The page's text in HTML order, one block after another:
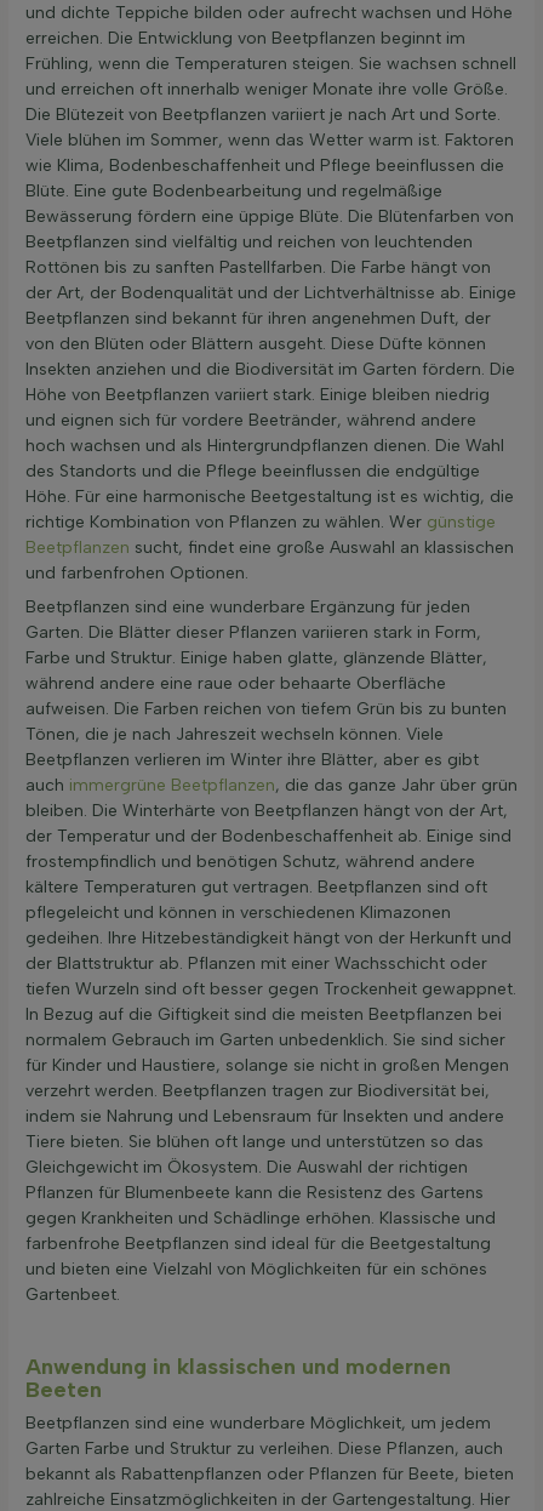
und dichte Teppiche bilden oder aufrecht wachsen und Höhe
erreichen. Die Entwicklung von Beetpflanzen beginnt im
Frühling, wenn die Temperaturen steigen. Sie wachsen schnell
und erreichen oft innerhalb weniger Monate ihre volle Größe.
Die Blütezeit von Beetpflanzen variiert je nach Art und Sorte.
Viele blühen im Sommer, wenn das Wetter warm ist. Faktoren
wie Klima, Bodenbeschaffenheit und Pflege beeinflussen die
Blüte. Eine gute Bodenbearbeitung und regelmäßige
Bewässerung fördern eine üppige Blüte. Die Blütenfarben von
Beetpflanzen sind vielfältig und reichen von leuchtenden
Rottönen bis zu sanften Pastellfarben. Die Farbe hängt von
der Art, der Bodenqualität und der Lichtverhältnisse ab. Einige
Beetpflanzen sind bekannt für ihren angenehmen Duft, der
von den Blüten oder Blättern ausgeht. Diese Düfte können
Insekten anziehen und die Biodiversität im Garten fördern. Die
Höhe von Beetpflanzen variiert stark. Einige bleiben niedrig
und eignen sich für vordere Beetränder, während andere
hoch wachsen und als Hintergrundpflanzen dienen. Die Wahl
des Standorts und die Pflege beeinflussen die endgültige
Höhe. Für eine harmonische Beetgestaltung ist es wichtig, die
richtige Kombination von Pflanzen zu wählen. Wer günstige
Beetpflanzen sucht, findet eine große Auswahl an klassischen
und farbenfrohen Optionen.
Beetpflanzen sind eine wunderbare Ergänzung für jeden
Garten. Die Blätter dieser Pflanzen variieren stark in Form,
Farbe und Struktur. Einige haben glatte, glänzende Blätter,
während andere eine raue oder behaarte Oberfläche
aufweisen. Die Farben reichen von tiefem Grün bis zu bunten
Tönen, die je nach Jahreszeit wechseln können. Viele
Beetpflanzen verlieren im Winter ihre Blätter, aber es gibt
auch immergrüne Beetpflanzen, die das ganze Jahr über grün
bleiben. Die Winterhärte von Beetpflanzen hängt von der Art,
der Temperatur und der Bodenbeschaffenheit ab. Einige sind
frostempfindlich und benötigen Schutz, während andere
kältere Temperaturen gut vertragen. Beetpflanzen sind oft
pflegeleicht und können in verschiedenen Klimazonen
gedeihen. Ihre Hitzebeständigkeit hängt von der Herkunft und
der Blattstruktur ab. Pflanzen mit einer Wachsschicht oder
tiefen Wurzeln sind oft besser gegen Trockenheit gewappnet.
In Bezug auf die Giftigkeit sind die meisten Beetpflanzen bei
normalem Gebrauch im Garten unbedenklich. Sie sind sicher
für Kinder und Haustiere, solange sie nicht in großen Mengen
verzehrt werden. Beetpflanzen tragen zur Biodiversität bei,
indem sie Nahrung und Lebensraum für Insekten und andere
Tiere bieten. Sie blühen oft lange und unterstützen so das
Gleichgewicht im Ökosystem. Die Auswahl der richtigen
Pflanzen für Blumenbeete kann die Resistenz des Gartens
gegen Krankheiten und Schädlinge erhöhen. Klassische und
farbenfrohe Beetpflanzen sind ideal für die Beetgestaltung
und bieten eine Vielzahl von Möglichkeiten für ein schönes
Gartenbeet.
Anwendung in klassischen und modernen
Beeten
Beetpflanzen sind eine wunderbare Möglichkeit, um jedem
Garten Farbe und Struktur zu verleihen. Diese Pflanzen, auch
bekannt als Rabattenpflanzen oder Pflanzen für Beete, bieten
zahlreiche Einsatzmöglichkeiten in der Gartengestaltung. Hier